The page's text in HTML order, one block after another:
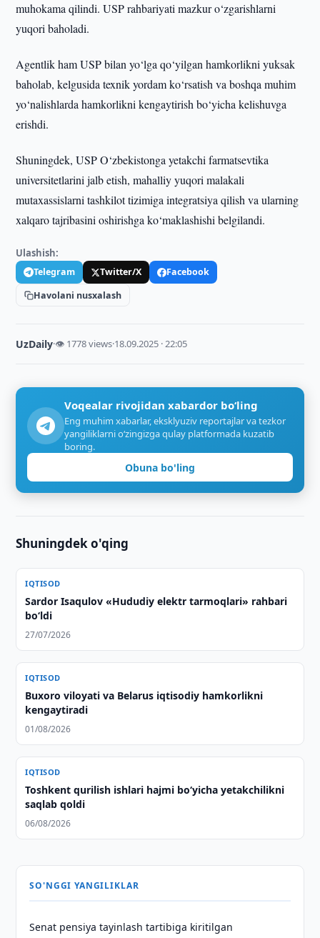
muhokama qilindi. USP rahbariyati mazkur o‘zgarishlarni
yuqori baholadi.
Agentlik ham USP bilan yo‘lga qo‘yilgan hamkorlikni yuksak
baholab, kelgusida texnik yordam ko‘rsatish va boshqa muhim
yo‘nalishlarda hamkorlikni kengaytirish bo‘yicha kelishuvga
erishdi.
Shuningdek, USP O‘zbekistonga yetakchi farmatsevtika
universitetlarini jalb etish, mahalliy yuqori malakali
mutaxassislarni tashkilot tizimiga integratsiya qilish va ularning
xalqaro tajribasini oshirishga ko‘maklashishi belgilandi.
Ulashish:
Telegram Twitter/X
Facebook
Havolani nusxalash
UzDaily·👁 1778 views·18.09.2025 · 22:05
Voqealar rivojidan xabardor bo‘ling
Eng muhim xabarlar, eksklyuziv reportajlar va tezkor
yangiliklarni o‘zingizga qulay platformada kuzatib
boring.
Obuna bo'ling
Shuningdek o'qing
IQTISOD
Sardor Isaqulov «Hududiy elektr tarmoqlari» rahbari
bo‘ldi
27/07/2026
IQTISOD
Buxoro viloyati va Belarus iqtisodiy hamkorlikni
kengaytiradi
01/08/2026
IQTISOD
Toshkent qurilish ishlari hajmi bo‘yicha yetakchilikni
saqlab qoldi
06/08/2026
SO'NGGI YANGILIKLAR
Senat pensiya tayinlash tartibiga kiritilgan